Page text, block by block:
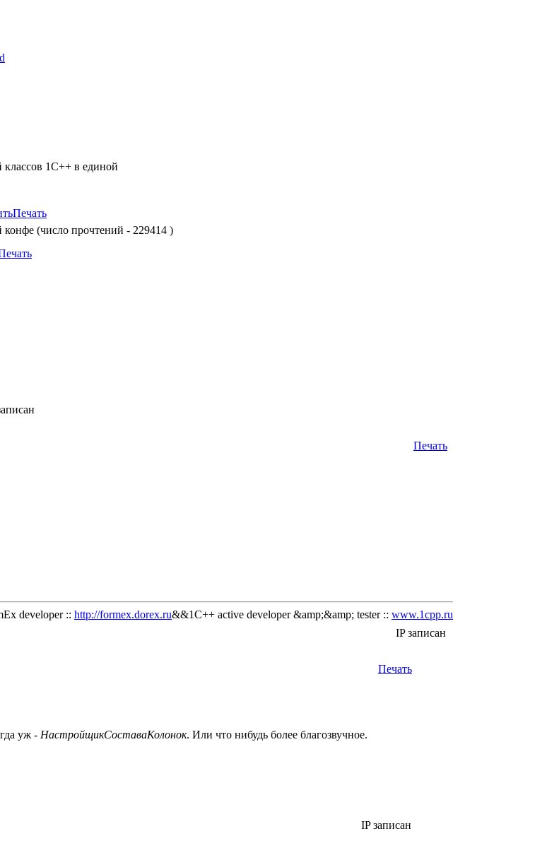
классов 1С++ в единой
Печать
(число прочтений - 229414 )
Печать
developer :: http://formex.dorex.ru&&1C++ active developer &amp;&amp; tester :: www.1cpp.ru
IP записан
Печать
уж - НастройщикСоставаКолонок. Или что нибудь более благозвучное.
IP записан